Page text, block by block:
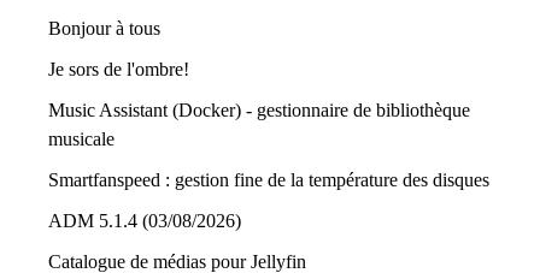
Bonjour à tous
Je sors de l'ombre!
Music Assistant (Docker) - gestionnaire de bibliothèque
musicale
Smartfanspeed : gestion fine de la température des disques
ADM 5.1.4 (03/08/2026)
Catalogue de médias pour Jellyfin